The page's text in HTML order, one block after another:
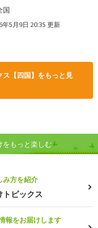
国
年5月9日 20:35 更新
ス【四国】をもっと見
をもっと楽しむ
み方を紹介
ピックス
報をお届けします